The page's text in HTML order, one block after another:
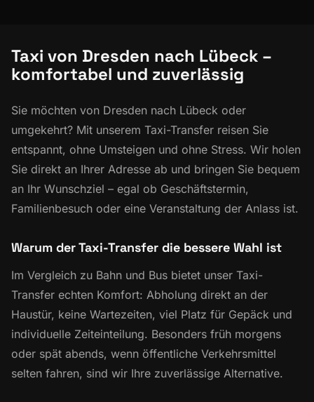
Taxi von Dresden nach Lübeck –
komfortabel und zuverlässig
Sie möchten von Dresden nach Lübeck oder
umgekehrt? Mit unserem Taxi-Transfer reisen Sie
entspannt, ohne Umsteigen und ohne Stress. Wir holen
Sie direkt an Ihrer Adresse ab und bringen Sie bequem
an Ihr Wunschziel – egal ob Geschäftstermin,
Familienbesuch oder eine Veranstaltung der Anlass ist.
Warum der Taxi-Transfer die bessere Wahl ist
Im Vergleich zu Bahn und Bus bietet unser Taxi-
Transfer echten Komfort: Abholung direkt an der
Haustür, keine Wartezeiten, viel Platz für Gepäck und
individuelle Zeiteinteilung. Besonders früh morgens
oder spät abends, wenn öffentliche Verkehrsmittel
selten fahren, sind wir Ihre zuverlässige Alternative.